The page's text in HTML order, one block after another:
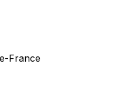
France